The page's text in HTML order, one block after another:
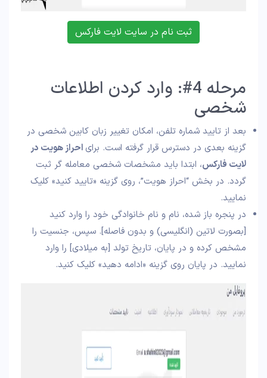
ثبت نام در سایت لایت فارکس
مرحله 4#: وارد کردن اطلاعات
شخصی
بعد از تایید شماره تلفن، امکان تغییر زبان کابین شخصی در
گزینه بعدی در دسترس قرار گرفته است. برای احراز هویت در
لایت فارکس، ابتدا باید مشخصات شخصی معامله گر ثبت
گردد. در بخش “احراز هویت”، روی گزینه «تایید کنید» کلیک
نمایید.
در پنجره باز شده، نام و نام خانوادگی خود را وارد کنید
[بصورت لاتین (انگلیسی) و بدون فاصله]. سپس، جنسیت را
مشخص کرده و در پایان، تاریخ تولد [به میلادی] را وارد
نمایید. در پایان روی گزینه «ادامه دهید» کلیک کنید.